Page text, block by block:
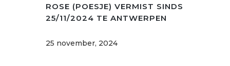
ROSE (POESJE) VERMIST SINDS
25/11/2024 TE ANTWERPEN
25 november, 2024